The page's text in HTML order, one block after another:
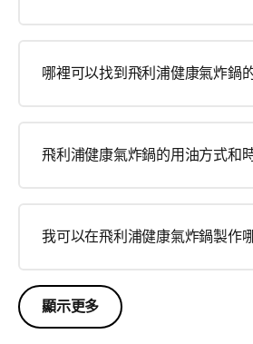
哪裡可以找到飛利浦健康氣炸鍋
飛利浦健康氣炸鍋的用油方式和
我可以在飛利浦健康氣炸鍋製作
顯示更多